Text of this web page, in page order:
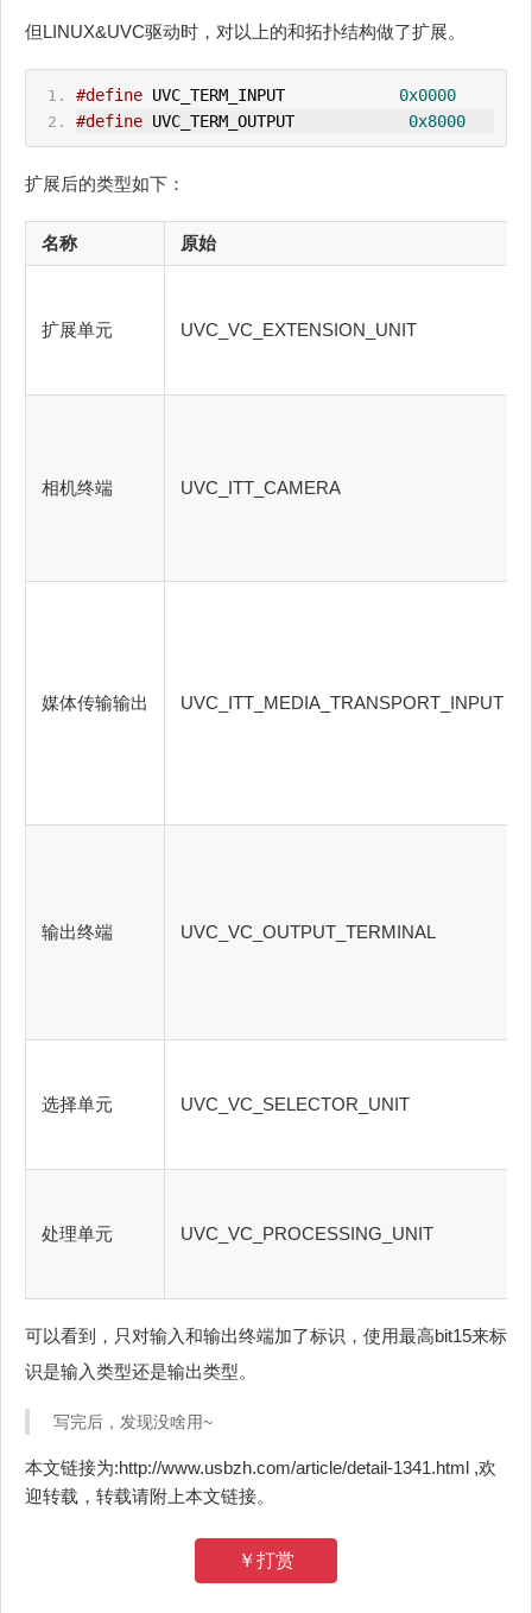
但LINUX&UVC驱动时，对以上的和拓扑结构做了扩展。
#define UVC_TERM_INPUT 0x0000
#define UVC_TERM_ OUTPUT 0x8000
扩展后的类型如下：
名称 原始
扩展单元 UVC_VC_EXTENSION_UNIT
相机终端 UVC_ITT_CAMERA
媒体传输输出 UVC_ITT_MEDIA_TRANSPORT_INPUT
输出终端 UVC_VC_OUTPUT_TERMINAL
选择单元 UVC_VC_SELECTOR_UNIT
处理单元 UVC_VC_PROCESSING_UNIT
可以看到，只对输入和输出终端加了标识，使用最高bit15来标
识是输入类型还是输出类型。
写完后，发现没啥用~
本文链接为:http://www.usbzh.com/article/detail-1341.html ,欢
迎转载，转载请附上本文链接。
￥打赏